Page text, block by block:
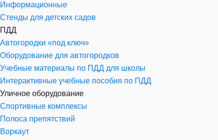
Информационные
Стенды для детских садов
ПДД
Автогородки «под ключ»
Оборудование для автогородков
Учебные материалы по ПДД для школы
Интерактивные учебные пособия по ПДД
Уличное оборудование
Спортивные комплексы
Полоса препятствий
Воркаут